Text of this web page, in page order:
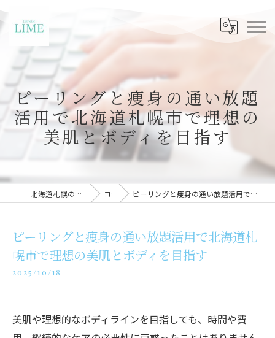
ピーリングと痩身の通い放題
活用で北海道札幌市で理想の
美肌とボディを目指す
北海道札幌のエステならLIME札幌 コラム ピーリングと痩身の通い放題活用で北海道札幌市で理想の美肌とボディを目指す
ピーリングと痩身の通い放題活用で北海道札
幌市で理想の美肌とボディを目指す
2025/10/18
美肌や理想的なボディラインを目指しても、時間や費